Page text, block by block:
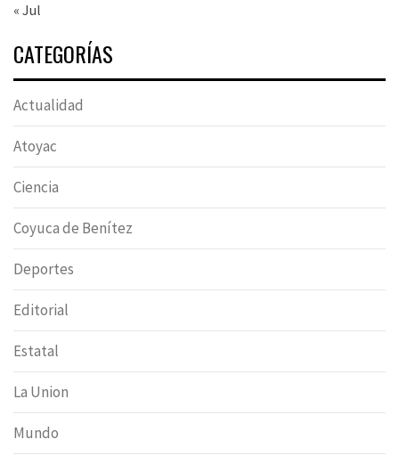
« Jul
CATEGORÍAS
Actualidad
Atoyac
Ciencia
Coyuca de Benítez
Deportes
Editorial
Estatal
La Union
Mundo